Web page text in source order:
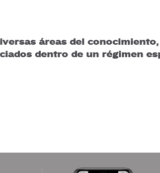
áreas del
dentro de un régimen